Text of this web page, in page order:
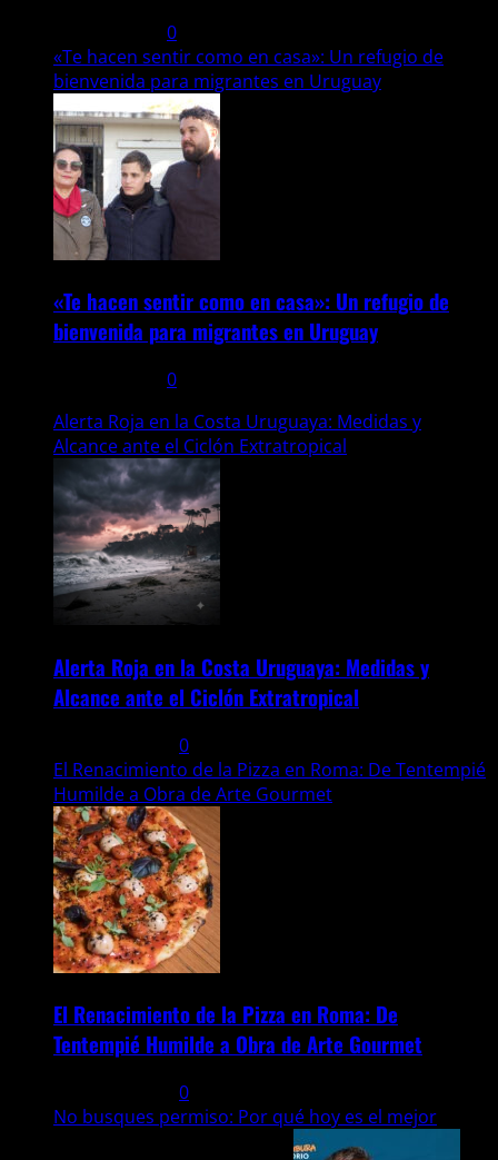
0
«Te hacen sentir como en casa»: Un refugio de
bienvenida para migrantes en Uruguay
«Te hacen sentir como en casa»: Un refugio de
bienvenida para migrantes en Uruguay
0
Alerta Roja en la Costa Uruguaya: Medidas y
Alcance ante el Ciclón Extratropical
Alerta Roja en la Costa Uruguaya: Medidas y
Alcance ante el Ciclón Extratropical
0
El Renacimiento de la Pizza en Roma: De Tentempié
Humilde a Obra de Arte Gourmet
El Renacimiento de la Pizza en Roma: De
Tentempié Humilde a Obra de Arte Gourmet
0
No busques permiso: Por qué hoy es el mejor